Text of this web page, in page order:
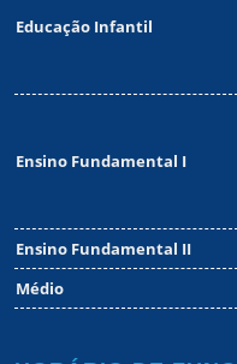
Educação Infantil
Ensino Fundamental I
Ensino Fundamental II
Médio